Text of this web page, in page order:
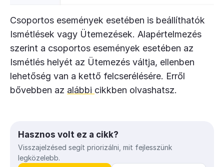
Csoportos események esetében is beállíthatók
Ismétlések vagy Ütemezések. Alapértelmezés
szerint a csoportos események esetében az
Ismétlés helyét az Ütemezés váltja, ellenben
lehetőség van a kettő felcserélésére. Erről
bővebben az alábbi cikkben olvashatsz.
Hasznos volt ez a cikk?
Visszajelzésed segít priorizálni, mit fejlesszünk
legközelebb.